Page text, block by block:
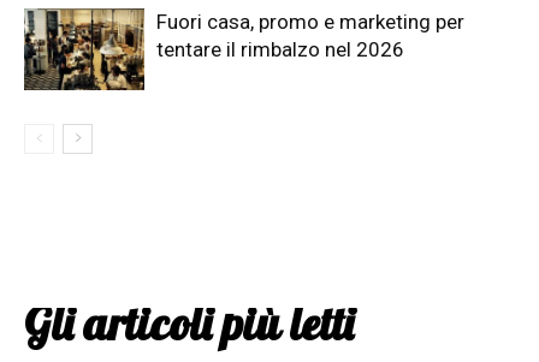
Fuori casa, promo e marketing per
tentare il rimbalzo nel 2026
Gli articoli più letti